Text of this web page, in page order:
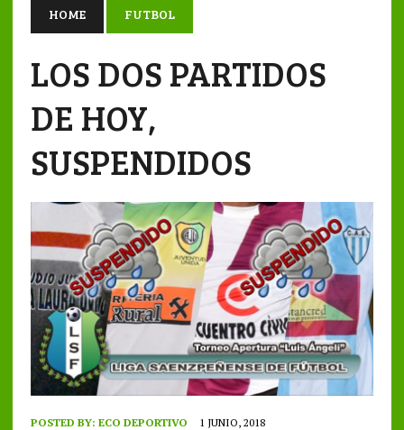
HOME FUTBOL
LOS DOS PARTIDOS
DE HOY,
SUSPENDIDOS
POSTED BY: ECO DEPORTIVO 1 JUNIO, 2018